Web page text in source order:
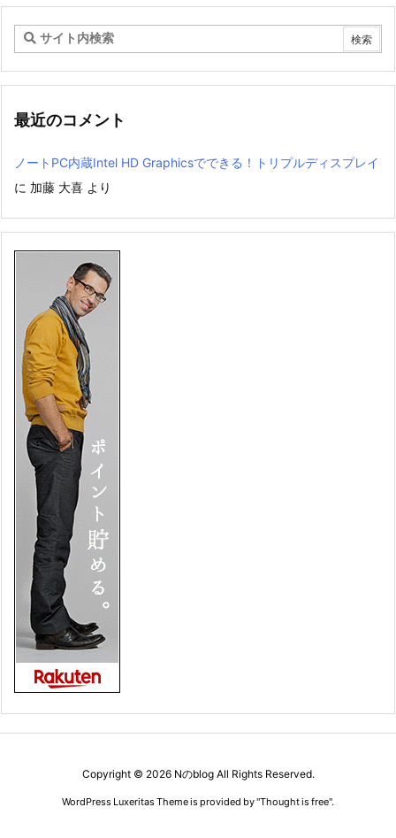
リ
最近のコメント
ノートPC内蔵Intel HD Graphicsでできる！トリプルディスプレイ
に 加藤 大喜 より
Copyright © 2026 NのblogAll Rights Reserved.
WordPress Luxeritas Theme is provided by "Thought is free".